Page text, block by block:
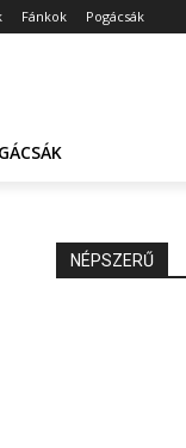
Fánkok Pogácsák
NÉPSZERŰ